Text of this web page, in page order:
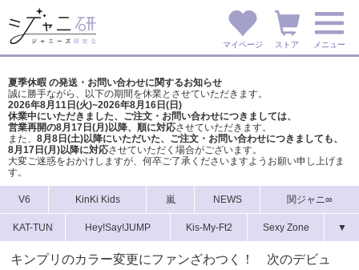
マイページ ストア メニュー
夏季休暇 の発送・お問い合わせに関するお知らせ
誠に勝手ながら、以下の期間を休業とさせていただきます。
2026年8月11日(火)~2026年8月16日(日)
休業中にいただきました、ご注文・お問い合わせにつきましては、
営業再開の8月17日(月)以降、順に対応させていただきます。
また、 8月8日(土)以降にいただいた、ご注文・ お問い合わせにつきましても、
8月17日(月)以降に対応させていただく場合がございます。
大変ご迷惑をおかけしますが、 何卒ご了承くださいますようお願い申し上げま
す。
V6 KinKi Kids 嵐 NEWS 関ジャニ∞
KAT-TUN Hey!Say!JUMP Kis-My-Ft2 Sexy Zone ▼
キンプリのカラー変更にファンざわつく！ 次のデビュ